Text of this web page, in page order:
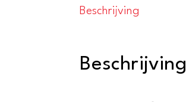
Beschrijving
Beschrijving